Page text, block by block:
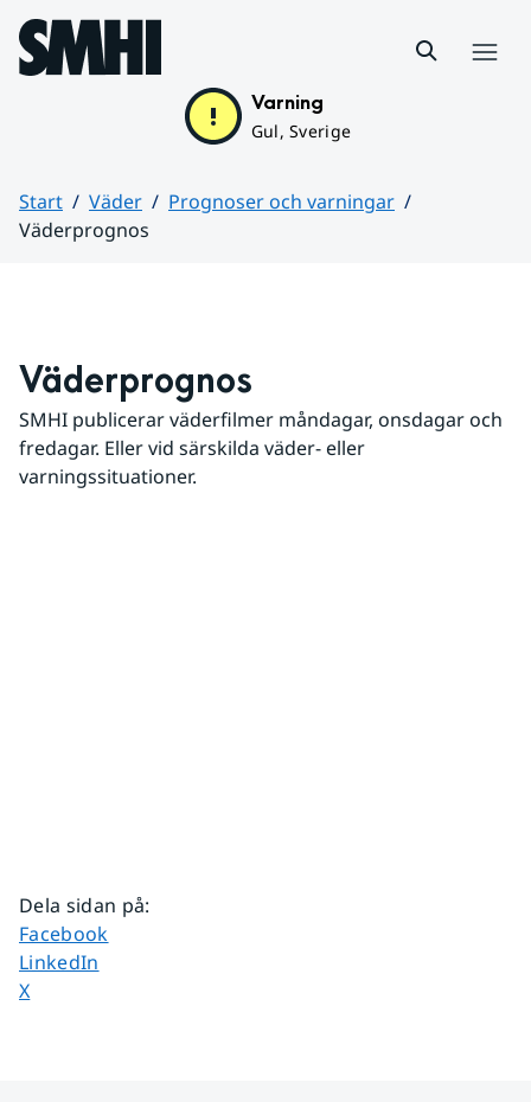
Hoppa till sidans innehåll
Varning
Gul, Sverige
Start Väder
Prognoser och varningar
Väderprognos
Väderprognos
SMHI publicerar väderfilmer måndagar, onsdagar och
fredagar. Eller vid särskilda väder- eller
varningssituationer.
Dela sidan på:
Dela sidan på
Facebook
Dela sidan på
LinkedIn
Dela sidan på
X